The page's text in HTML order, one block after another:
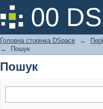
00
Пошук
Головна сторінка DSpace →
→
Пошук
Пошук